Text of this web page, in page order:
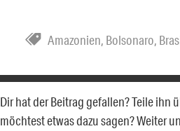
Amazonien, Bolsonaro,
Dir hat der Beitrag gefallen? Teile ihn
möchtest etwas dazu sagen? Weiter